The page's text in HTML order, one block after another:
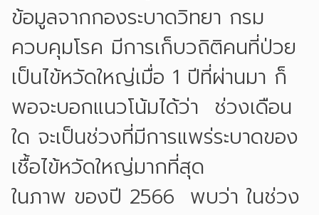
ข้อมูลจากกองระบาดวิทยา กรม
ควบคุมโรค มีการเก็บวถิติคนที่ป่วย
เป็นไข้หวัดใหญ่เมื่อ 1 ปีที่ผ่านมา ก็
พอจะบอกแนวโน้มได้ว่า ช่วงเดือน
ใด จะเป็นช่วงที่มีการแพร่ระบาดของ
เชื้อไข้หวัดใหญ่มากที่สุด
ในภาพ ของปี 2566 พบว่า ในช่วง